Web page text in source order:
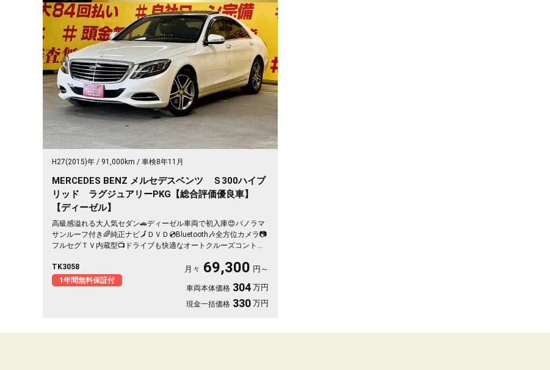
H27(2015)年 91,000km 車検8年11月
MERCEDES BENZ メルセデスベンツ Ｓ300ハイブ
リッド ラグジュアリーPKG【総合評価優良車】
【ディーゼル】
高級感溢れる大人気セダン🚗ディーゼル車両で初入庫😍パノラマ
サンルーフ付き🌈純正ナビ🗾ＤＶＤ💿Bluetooth🎶全方位カメラ📷
フルセグＴＶ内蔵型📺ドライブも快適なオートクルーズコントロ
ワーシート👑他車の追随を許さない高級感溢れるインテリア🎉ア
イドリングストップ機能付🍃ハイブリッドシステム＆ディーゼル
車で驚異の低燃費車両⛽✨LEDヘッドライトで夜間の視認性抜群🔦
TK3058
1年間無料保証付
月々 69,300 円～
車両本体価格 304 万円
現金一括価格 330 万円